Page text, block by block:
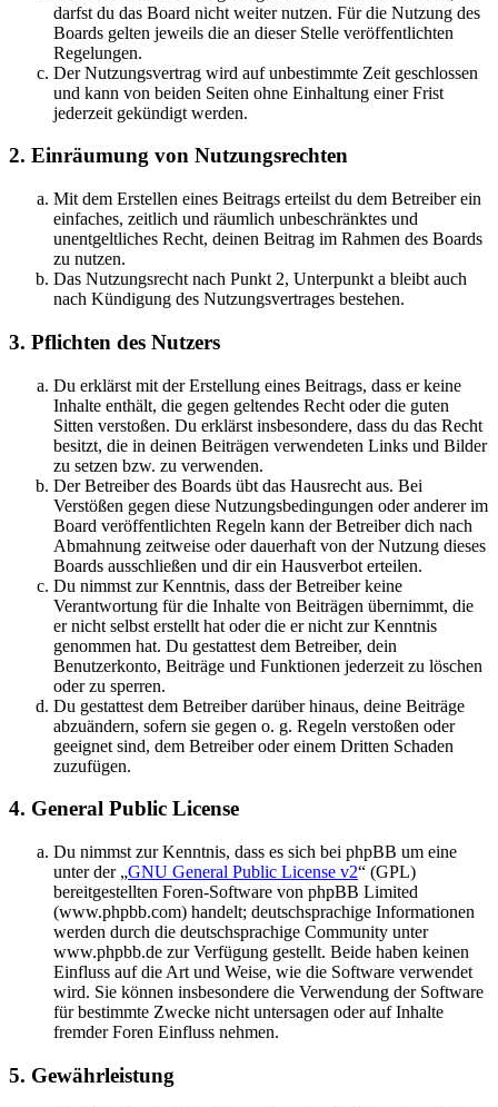
darfst du das Board nicht weiter nutzen. Für die Nutzung des
Boards gelten jeweils die an dieser Stelle veröffentlichten
Regelungen.
Der Nutzungsvertrag wird auf unbestimmte Zeit geschlossen
und kann von beiden Seiten ohne Einhaltung einer Frist
jederzeit gekündigt werden.
2. Einräumung von Nutzungsrechten
Mit dem Erstellen eines Beitrags erteilst du dem Betreiber ein
einfaches, zeitlich und räumlich unbeschränktes und
unentgeltliches Recht, deinen Beitrag im Rahmen des Boards
zu nutzen.
Das Nutzungsrecht nach Punkt 2, Unterpunkt a bleibt auch
nach Kündigung des Nutzungsvertrages bestehen.
3. Pflichten des Nutzers
Du erklärst mit der Erstellung eines Beitrags, dass er keine
Inhalte enthält, die gegen geltendes Recht oder die guten
Sitten verstoßen. Du erklärst insbesondere, dass du das Recht
besitzt, die in deinen Beiträgen verwendeten Links und Bilder
zu setzen bzw. zu verwenden.
Der Betreiber des Boards übt das Hausrecht aus. Bei
Verstößen gegen diese Nutzungsbedingungen oder anderer im
Board veröffentlichten Regeln kann der Betreiber dich nach
Abmahnung zeitweise oder dauerhaft von der Nutzung dieses
Boards ausschließen und dir ein Hausverbot erteilen.
Du nimmst zur Kenntnis, dass der Betreiber keine
Verantwortung für die Inhalte von Beiträgen übernimmt, die
er nicht selbst erstellt hat oder die er nicht zur Kenntnis
genommen hat. Du gestattest dem Betreiber, dein
Benutzerkonto, Beiträge und Funktionen jederzeit zu löschen
oder zu sperren.
Du gestattest dem Betreiber darüber hinaus, deine Beiträge
abzuändern, sofern sie gegen o. g. Regeln verstoßen oder
geeignet sind, dem Betreiber oder einem Dritten Schaden
zuzufügen.
4. General Public License
Du nimmst zur Kenntnis, dass es sich bei phpBB um eine
unter der „GNU General Public License v2“ (GPL)
bereitgestellten Foren-Software von phpBB Limited
(www.phpbb.com) handelt; deutschsprachige Informationen
werden durch die deutschsprachige Community unter
www.phpbb.de zur Verfügung gestellt. Beide haben keinen
Einfluss auf die Art und Weise, wie die Software verwendet
wird. Sie können insbesondere die Verwendung der Software
für bestimmte Zwecke nicht untersagen oder auf Inhalte
fremder Foren Einfluss nehmen.
5. Gewährleistung